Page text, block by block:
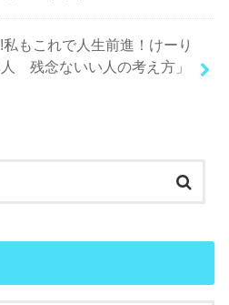
もこれで人生前進！けーり
残念ないい人の考え方」